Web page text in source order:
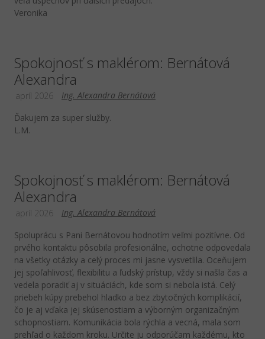
Veronika
Spokojnosť s maklérom: Bernátová
Alexandra
Ing. Alexandra Bernátová
apríl 2026
Ďakujem za super služby.
L.M.
Spokojnosť s maklérom: Bernátová
Alexandra
Ing. Alexandra Bernátová
apríl 2026
Spoluprácu s Pani Bernátovou hodnotím veľmi pozitívne. Od
prvého kontaktu pôsobila profesionálne, ochotne odpovedala
na všetky otázky a celý proces mi jasne vysvetlila. Oceňujem
jej spoľahlivosť, flexibilitu a ľudský prístup, vždy si našla čas a
vedela poradiť aj v situáciách, kde som si nebola istá. Celý
priebeh kúpy prebehol hladko a bez zbytočných komplikácií,
čo je aj vďaka jej skúsenostiam a výborným organizačným
schopnostiam. Komunikácia bola rýchla a vecná, mala som
prehľad o každom kroku. Určite ju odporúčam každému, kto